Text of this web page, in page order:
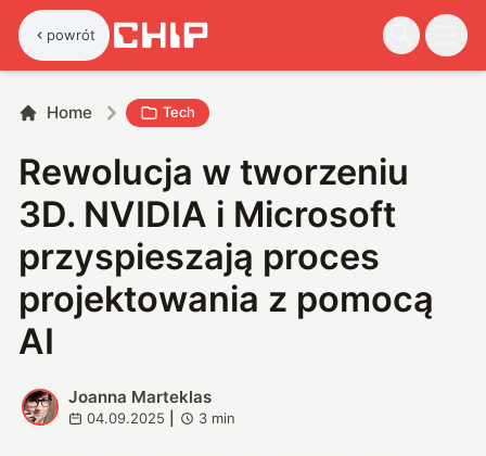
powrót
Home Tech
Rewolucja w tworzeniu
3D. NVIDIA i Microsoft
przyspieszają proces
projektowania z pomocą
AI
J
Joanna Marteklas
04.09.2025 3 min